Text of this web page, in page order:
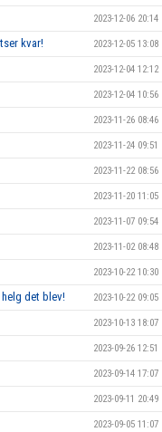
2023-12-06 20:14
kvar! 2023-12-05 13:08
2023-12-04 12:12
2023-12-04 10:56
2023-11-26 08:46
2023-11-24 09:51
2023-11-22 08:56
2023-11-20 11:05
2023-11-07 09:54
2023-11-02 08:48
2023-10-22 10:30
det blev! 2023-10-22 09:05
2023-10-13 18:07
2023-09-26 12:51
2023-09-14 17:07
2023-09-11 20:49
2023-09-05 11:07